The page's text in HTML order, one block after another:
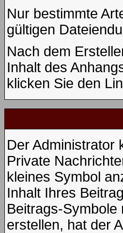
Nur bestimmte
gültigen
Nach dem
Inhalt des
klicken Sie den
Der Administrator
Private
kleines Symbol
Inhalt Ihres
Beitrags-Symbole
erstellen, hat der